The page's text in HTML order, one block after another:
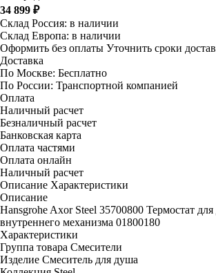
34 899 ₽
Склад Россия: в наличии
Склад Европа: в наличии
Оформить без оплаты Уточнить сроки
Доставка
По Москве: Бесплатно
По России: Транспортной компанией
Оплата
Наличный расчет
Безналичный расчет
Банковская карта
Оплата частями
Оплата онлайн
Наличный расчет
Описание Характеристики
Описание
Hansgrohe Axor Steel 35700800 Термостат для
внутреннего механизма 01800180
Характеристики
Группа товара Смесители
Изделие Смеситель для душа